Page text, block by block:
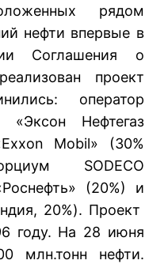
рядом
нефти впервые в
Соглашения о
проект
оператор
Нефтегаз
Mobil» (30%
SODECO
(20%) и
20%). Проект
году. На 28 июня
млн.тонн нефти.